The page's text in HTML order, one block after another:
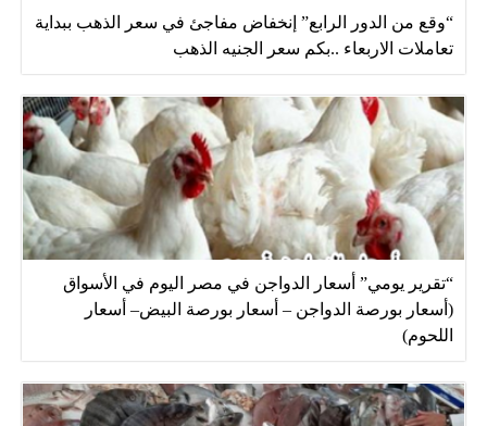
“وقع من الدور الرابع” إنخفاض مفاجئ في سعر الذهب ببداية
تعاملات الاربعاء ..بكم سعر الجنيه الذهب
“تقرير يومي” أسعار الدواجن في مصر اليوم في الأسواق
(أسعار بورصة الدواجن – أسعار بورصة البيض– أسعار
اللحوم)